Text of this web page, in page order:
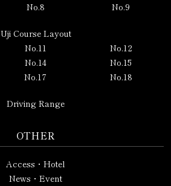
No.8 No.9
Uji Course Layout
No.11
No.12
No.14
No.15
No.17 No.18
Driving Range
OTHER
Access・Hotel
News・Event